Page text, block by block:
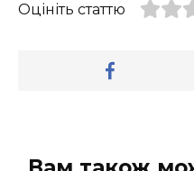
Оцініть статтю